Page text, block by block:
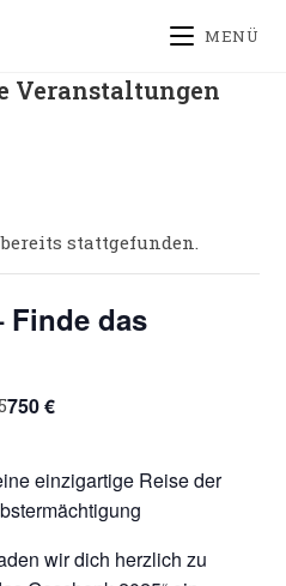
MENÜ
Veranstaltungen
stattgefunden.
Finde das
750 €
einzigartige Reise der
wir dich herzlich zu